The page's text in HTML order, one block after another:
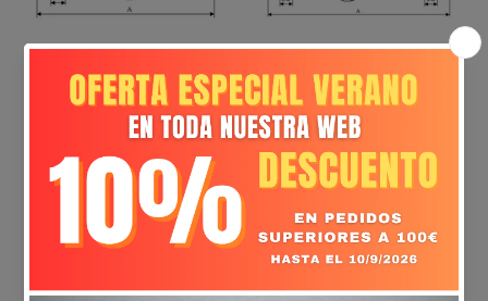
Rótula soldar para barra inferior - LS13-RSB-004
€5,69
Añadir al Carrito
€4,71
Añadir al Carrito